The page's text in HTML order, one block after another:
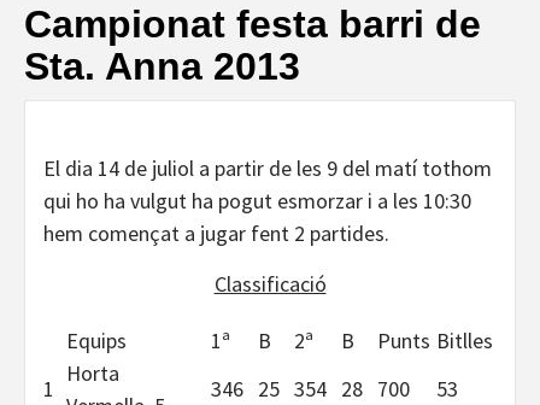
Campionat festa barri de
Sta. Anna 2013
El dia 14 de juliol a partir de les 9 del matí tothom
qui ho ha vulgut ha pogut esmorzar i a les 10:30
hem començat a jugar fent 2 partides.
Classificació
Equips 1ª B 2ª B Punts Bitlles
1
Horta
346 25 354 28 700
53